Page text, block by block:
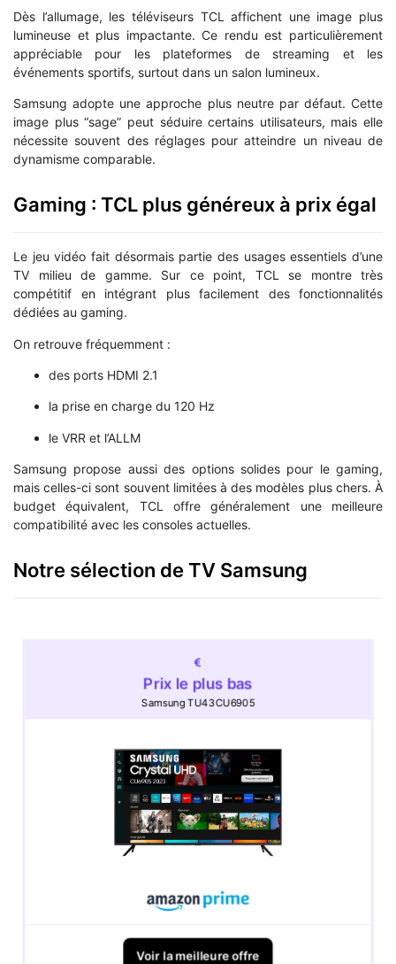
Dès l’allumage, les téléviseurs TCL affichent une image plus
lumineuse et plus impactante. Ce rendu est particulièrement
appréciable pour les plateformes de streaming et les
événements sportifs, surtout dans un salon lumineux.
Samsung adopte une approche plus neutre par défaut. Cette
image plus “sage” peut séduire certains utilisateurs, mais elle
nécessite souvent des réglages pour atteindre un niveau de
dynamisme comparable.
Gaming : TCL plus généreux à prix égal
Le jeu vidéo fait désormais partie des usages essentiels d’une
TV milieu de gamme. Sur ce point, TCL se montre très
compétitif en intégrant plus facilement des fonctionnalités
dédiées au gaming.
On retrouve fréquemment :
des ports HDMI 2.1
la prise en charge du 120 Hz
le VRR et l’ALLM
Samsung propose aussi des options solides pour le gaming,
mais celles-ci sont souvent limitées à des modèles plus chers. À
budget équivalent, TCL offre généralement une meilleure
compatibilité avec les consoles actuelles.
Notre sélection de TV Samsung
Prix le plus bas
Samsung TU43CU6905
Voir la meilleure offre